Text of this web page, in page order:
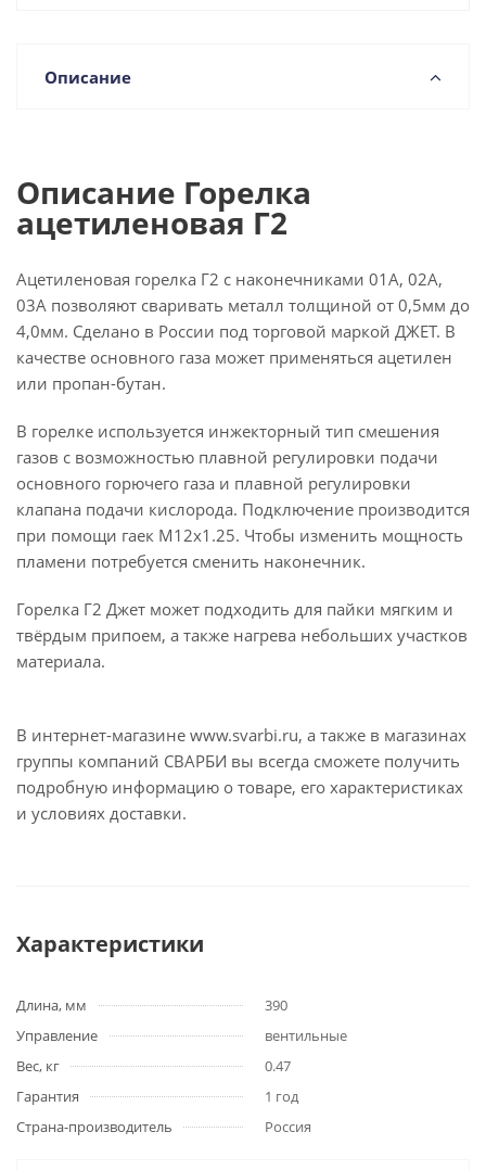
Описание
Описание Горелка
ацетиленовая Г2
Ацетиленовая горелка Г2 с наконечниками 01А, 02А,
03А позволяют сваривать металл толщиной от 0,5мм до
4,0мм. Сделано в России под торговой маркой ДЖЕТ. В
качестве основного газа может применяться ацетилен
или пропан-бутан.
В горелке используется инжекторный тип смешения
газов с возможностью плавной регулировки подачи
основного горючего газа и плавной регулировки
клапана подачи кислорода. Подключение производится
при помощи гаек М12х1.25. Чтобы изменить мощность
пламени потребуется сменить наконечник.
Горелка Г2 Джет может подходить для пайки мягким и
твёрдым припоем, а также нагрева небольших участков
материала.
В интернет-магазине www.svarbi.ru, а также в магазинах
группы компаний СВАРБИ вы всегда сможете получить
подробную информацию о товаре, его характеристиках
и условиях доставки.
Характеристики
Длина, мм
390
Управление
вентильные
Вес, кг
0.47
Гарантия
1 год
Страна-производитель
Россия